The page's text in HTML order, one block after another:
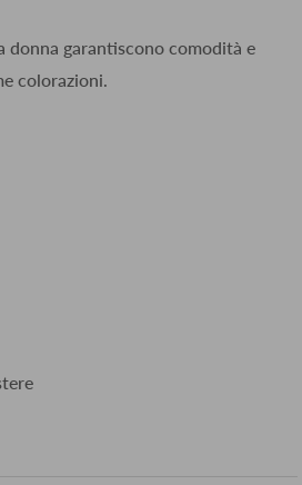
donna garantiscono comodità e
colorazioni.